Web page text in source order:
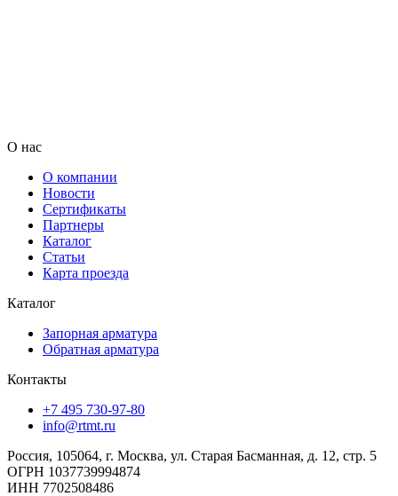
О нас
О компании
Новости
Сертификаты
Партнеры
Каталог
Статьи
Карта проезда
Каталог
Запорная арматура
Обратная арматура
Контакты
+7 495 730-97-80
info@rtmt.ru
Россия, 105064, г. Москва, ул. Старая Басманная, д. 12, стр. 5
ОГРН 1037739994874
ИНН 7702508486